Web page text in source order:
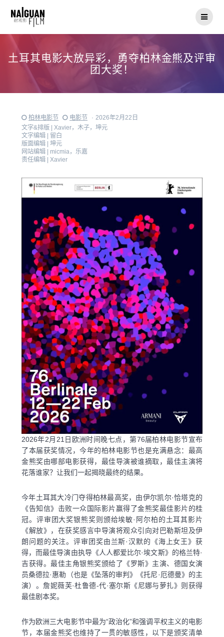
土耳其电影大放异彩，勇夺柏林金熊及评审
团大奖！
柏林电影节 电影节 · 2026年2月22日
文字&排版 | Xavier，木子，坤元
文字编辑 | 留白
版面编辑 | 坤元
网站编辑 | micmia，乐嘉
责任编辑 | Xavier
2026年2月21日欧洲时间晚七点，第76届柏林电影节宣布
了本届获奖情况，今年的柏林电影节也是充满悬念：最高
金熊奖由哪部电影获得，最佳导演被谁摘取，最佳主演将
花落谁家？让我们一起揭晓最终的结果。
今年土耳其大冷门夺得柏林最高奖，由伊尔凯尔·恰塔克的
《告知信》击败一众国际影片赢得了金熊奖最佳影片的桂
冠。评审团大奖银熊奖则颁给埃敏·阿尔柏的土耳其影片
《解放》，在获奖感言中导演将观众引向对巴勒斯坦及伊
朗问题的关注。评审团奖由兰斯·汉默的《海上女王》获
得，而最佳导演由执导《人人都爱比尔·埃文斯》的格兰特·
吉获得。最佳主角银熊奖颁给了《罗斯》主演、德国女演
员桑德拉·惠勒（也是《坠落的审判》《托尼·厄德曼》的主
演）。詹妮薇芙·杜鲁德-代·塞尔斯《尼娜与萝扎》则获得
最佳剧本奖。
作为欧洲三大电影节中最为“政治化”和强调平权主义的电影
节，本届金熊奖也维持了一贯的敏感性，以下是颁奖清单